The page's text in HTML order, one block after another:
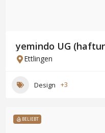
yemindo UG
Ettlingen
Design +3
BELIEBT